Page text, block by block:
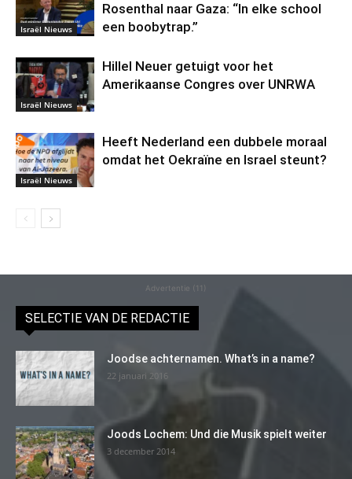
Israël Nieuws
Rosenthal naar Gaza: “In elke school
een boobytrap.”
Israël Nieuws
Hillel Neuer getuigt voor het
Amerikaanse Congres over UNRWA
Israël Nieuws
Heeft Nederland een dubbele moraal
omdat het Oekraïne en Israel steunt?
Advertentie (11)
SELECTIE VAN DE REDACTIE
Joodse achternamen. What’s in a name?
22 januari 2016
Joods Lochem: Und die Musik spielt weiter
3 december 2014